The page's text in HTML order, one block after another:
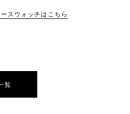
スウォッチはこちら
覧